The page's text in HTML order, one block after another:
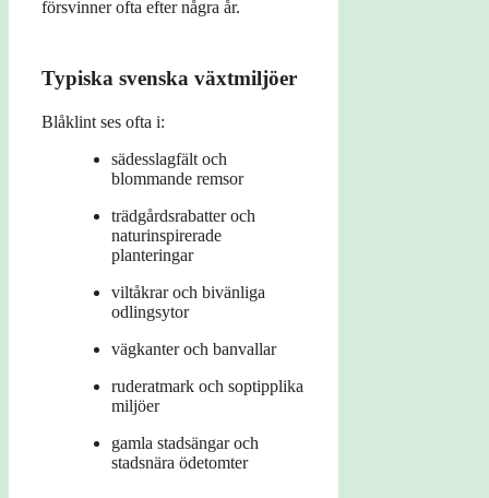
försvinner ofta efter några år.
Typiska svenska växtmiljöer
Blåklint ses ofta i:
sädesslagfält och
blommande remsor
trädgårdsrabatter och
naturinspirerade
planteringar
viltåkrar och bivänliga
odlingsytor
vägkanter och banvallar
ruderatmark och soptipplika
miljöer
gamla stadsängar och
stadsnära ödetomter